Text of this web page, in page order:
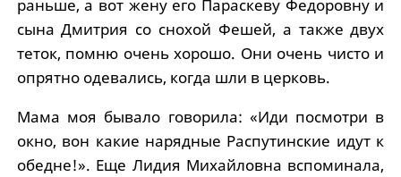
раньше, а вот жену его Параскеву Федоровну и
сына Дмитрия со снохой Фешей, а также двух
теток, помню очень хорошо. Они очень чисто и
опрятно одевались, когда шли в церковь.
Мама моя бывало говорила: «Иди посмотри в
окно, вон какие нарядные Распутинские идут к
обедне!». Еще Лидия Михайловна вспоминала,